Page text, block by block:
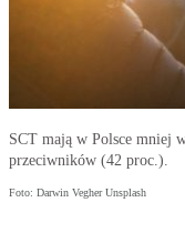
SCT mają w Polsce mniej
przeciwników (42 proc.).
Foto: Darwin Vegher Unsplash